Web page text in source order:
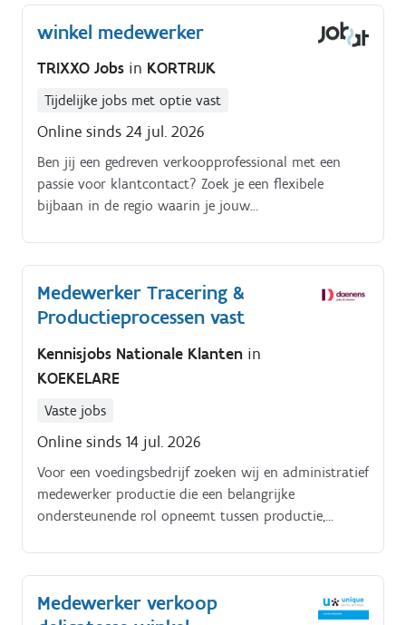
vakantieperiodes aangevuld met max.
winkel medewerker
TRIXXO Jobs in KORTRIJK
Tijdelijke jobs met optie vast
Online sinds 24 jul. 2026
Ben jij een gedreven verkoopprofessional met een
passie voor klantcontact? Zoek je een flexibele
bijbaan in de regio waarin je jouw
Medewerker Tracering &
Productieprocessen vast
Kennisjobs Nationale Klanten in
KOEKELARE
Vaste jobs
Online sinds 14 jul. 2026
Voor een voedingsbedrijf zoeken wij en administratief
medewerker productie die een belangrijke
ondersteunende rol opneemt tussen productie,
correct verwerkt worden, processen vlot verlopen en
collega's de nodige ondersteuning krijgen.
Medewerker verkoop